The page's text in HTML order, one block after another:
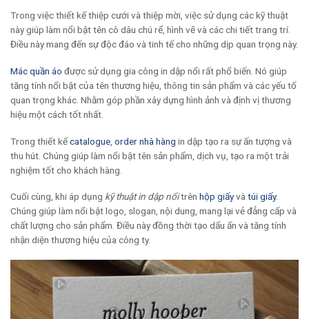
Trong việc thiết kế thiệp cưới và thiệp mời, việc sử dụng các kỹ thuật
này giúp làm nổi bật tên cô dâu chú rể, hình vẽ và các chi tiết trang trí.
Điều này mang đến sự độc đáo và tinh tế cho những dịp quan trọng này.
Mác quần áo được sử dụng gia công in dập nổi rất phổ biến. Nó giúp
tăng tính nổi bật của tên thương hiệu, thông tin sản phẩm và các yếu tố
quan trọng khác. Nhằm góp phần xây dựng hình ảnh và định vị thương
hiệu một cách tốt nhất.
Trong thiết kếcatalogue order nhà hàng in dập tạo ra sự ấn tượng và
thu hút. Chúng giúp làm nổi bật tên sản phẩm, dịch vụ, tạo ra một trải
nghiệm tốt cho khách hàng.
Cuối cùng, khi áp dụng kỹ thuật in dập nổitrên hộp giấyvà túi giấy.
Chúng giúp làm nổi bật logo, slogan, nội dung, mang lại vẻ đẳng cấp và
chất lượng cho sản phẩm. Điều này đồng thời tạo dấu ấn và tăng tính
nhận diện thương hiệu của công ty.